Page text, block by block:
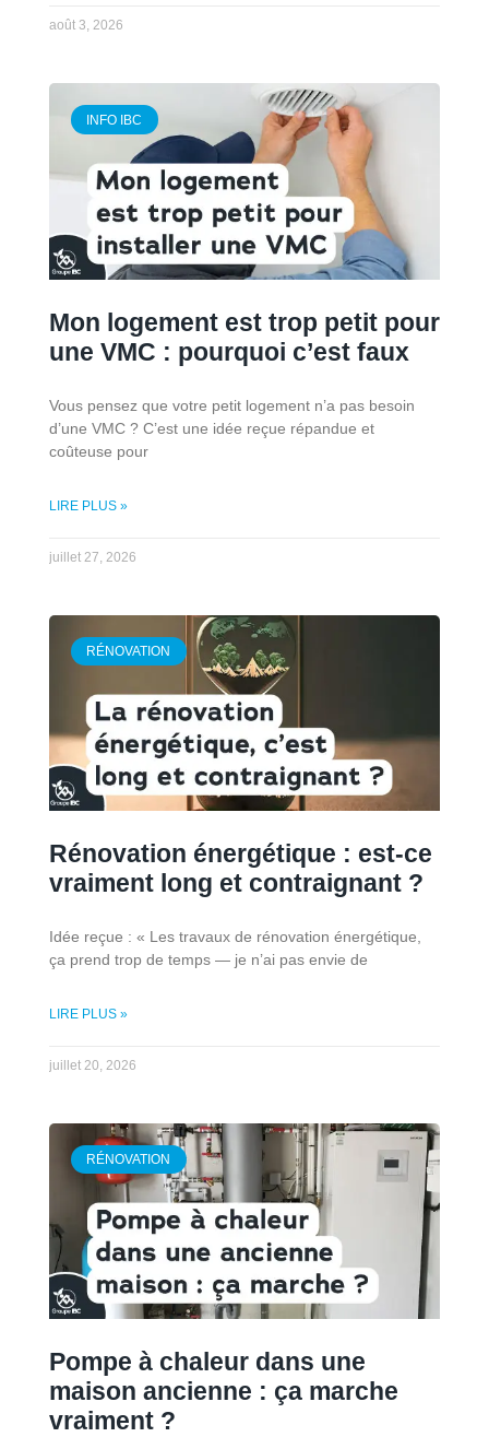
août 3, 2026
INFO IBC
Mon logement est trop petit pour
une VMC : pourquoi c’est faux
Vous pensez que votre petit logement n’a pas besoin
d’une VMC ? C’est une idée reçue répandue et
coûteuse pour
LIRE PLUS »
juillet 27, 2026
RÉNOVATION
Rénovation énergétique : est-ce
vraiment long et contraignant ?
Idée reçue : « Les travaux de rénovation énergétique,
ça prend trop de temps — je n’ai pas envie de
LIRE PLUS »
juillet 20, 2026
RÉNOVATION
Pompe à chaleur dans une
maison ancienne : ça marche
vraiment ?